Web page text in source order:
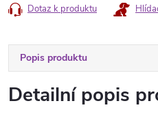
Dotaz k produktu
Popis produktu
Detailní popis